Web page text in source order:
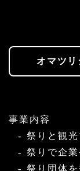
オマツ
事業内容
祭りと観
祭りで企業
祭り団体を